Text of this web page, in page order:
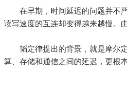
在早期，时间延迟的问题并不
读写速度的互连却变得越来越慢。
韬定律提出的背景，就是摩尔
算、存储和通信之间的延迟，更根